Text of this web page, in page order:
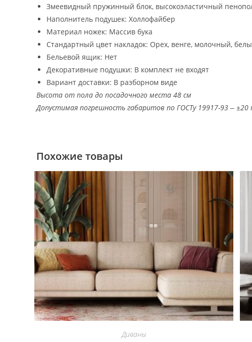
Змеевидный пружинный блок, высокоэластичный
Наполнитель подушек: Холлофайбер
Материал ножек: Массив бука
Стандартный цвет накладок: Орех, венге, молочный,
Бельевой ящик: Нет
Декоративные подушки: В комплект не входят
Вариант доставки: В разборном виде
Высота от пола до посадочного места 48 см
Допустимая погрешность габаритов по ГОСТу 19917-93 ‒ ±20
Похожие товары
Диваны